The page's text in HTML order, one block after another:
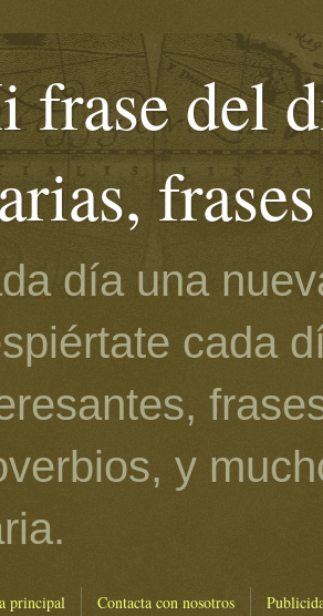
frase del
día una
cada
y
principal Contacta con nosotros